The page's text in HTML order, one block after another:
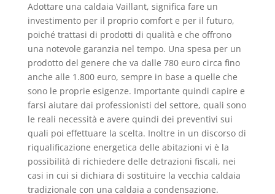
Adottare una caldaia Vaillant, significa fare un
investimento per il proprio comfort e per il futuro,
poiché trattasi di prodotti di qualità e che offrono
una notevole garanzia nel tempo. Una spesa per un
prodotto del genere che va dalle 780 euro circa fino
anche alle 1.800 euro, sempre in base a quelle che
sono le proprie esigenze. Importante quindi capire e
farsi aiutare dai professionisti del settore, quali sono
le reali necessità e avere quindi dei preventivi sui
quali poi effettuare la scelta. Inoltre in un discorso di
riqualificazione energetica delle abitazioni vi è la
possibilità di richiedere delle detrazioni fiscali, nei
casi in cui si dichiara di sostituire la vecchia caldaia
tradizionale con una caldaia a condensazione.